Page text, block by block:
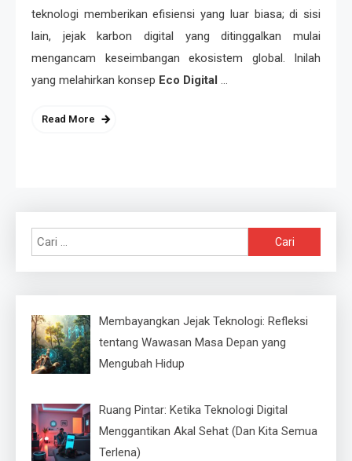
teknologi memberikan efisiensi yang luar biasa; di sisi
lain, jejak karbon digital yang ditinggalkan mulai
mengancam keseimbangan ekosistem global. Inilah
yang melahirkan konsep Eco Digital …
Read More
untuk:
Membayangkan Jejak Teknologi: Refleksi
tentang Wawasan Masa Depan yang
Mengubah Hidup
Ruang Pintar: Ketika Teknologi Digital
Menggantikan Akal Sehat (Dan Kita Semua
Terlena)